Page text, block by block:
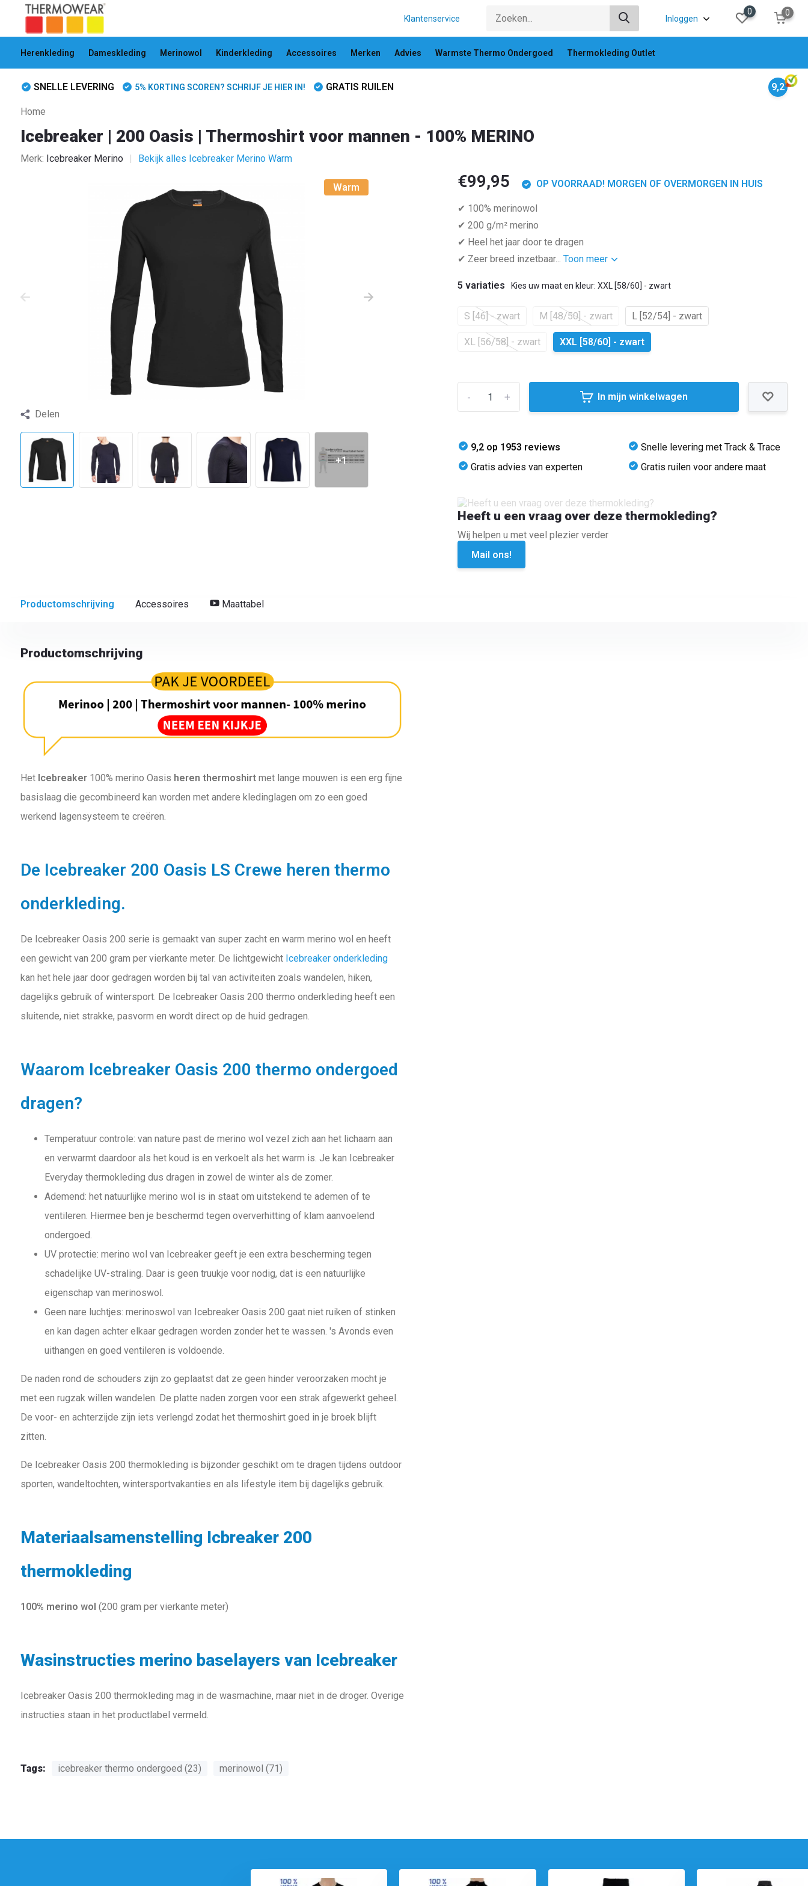
Klantenservice Inloggen
0 0
Herenkleding Dameskleding Merinowol Kinderkleding Accessoires Merken Advies Warmste Thermo Ondergoed Thermokleding Outlet
SNELLE LEVERING 5% KORTING SCOREN? SCHRIJF JE HIER IN! GRATIS RUILEN 9,2
Home
Icebreaker | 200 Oasis | Thermoshirt voor mannen - 100% MERINO
Merk: Icebreaker Merino Bekijk alles Icebreaker Merino Warm
Warm
Delen
+1
€99,95 OP VOORRAAD! MORGEN OF OVERMORGEN IN HUIS
✔ 100% merinowol
✔ 200 g/m² merino
✔ Heel het jaar door te dragen
✔ Zeer breed inzetbaar...Toon meer
5 variaties Kies uw maat en kleur: XXL [58/60] - zwart
S [46] - zwart M [48/50] - zwart L [52/54] - zwart
XL [56/58] - zwart XXL [58/60] - zwart
+
- In mijn winkelwagen
9,2 op 1953 reviews
Gratis advies van experten
Snelle levering met Track & Trace
Gratis ruilen voor andere maat
Heeft u een vraag over deze thermokleding?
Wij helpen u met veel plezier verder
Mail ons!
Productomschrijving Accessoires Maattabel
Productomschrijving
Het Icebreaker100% merino Oasis heren thermoshirtmet lange mouwen is een erg fijne
basislaag die gecombineerd kan worden met andere kledinglagen om zo een goed
werkend lagensysteem te creëren.
De Icebreaker 200 Oasis LS Crewe heren thermo
onderkleding.
De Icebreaker Oasis 200 serie is gemaakt van super zacht en warm merino wol en heeft
een gewicht van 200 gram per vierkante meter. De lichtgewicht Icebreaker onderkleding
kan het hele jaar door gedragen worden bij tal van activiteiten zoals wandelen, hiken,
dagelijks gebruik of wintersport. De Icebreaker Oasis 200 thermo onderkleding heeft een
sluitende, niet strakke, pasvorm en wordt direct op de huid gedragen.
Waarom Icebreaker Oasis 200 thermo ondergoed
dragen?
Temperatuur controle: van nature past de merino wol vezel zich aan het lichaam aan
en verwarmt daardoor als het koud is en verkoelt als het warm is. Je kan Icebreaker
Everyday thermokleding dus dragen in zowel de winter als de zomer.
Ademend: het natuurlijke merino wol is in staat om uitstekend te ademen of te
ventileren. Hiermee ben je beschermd tegen oververhitting of klam aanvoelend
ondergoed.
UV protectie: merino wol van Icebreaker geeft je een extra bescherming tegen
schadelijke UV-straling. Daar is geen truukje voor nodig, dat is een natuurlijke
eigenschap van merinoswol.
Geen nare luchtjes: merinoswol van Icebreaker Oasis 200 gaat niet ruiken of stinken
en kan dagen achter elkaar gedragen worden zonder het te wassen. 's Avonds even
uithangen en goed ventileren is voldoende.
De naden rond de schouders zijn zo geplaatst dat ze geen hinder veroorzaken mocht je
met een rugzak willen wandelen. De platte naden zorgen voor een strak afgewerkt geheel.
De voor- en achterzijde zijn iets verlengd zodat het thermoshirt goed in je broek blijft
zitten.
De Icebreaker Oasis 200 thermokleding is bijzonder geschikt om te dragen tijdens outdoor
sporten, wandeltochten, wintersportvakanties en als lifestyle item bij dagelijks gebruik.
Materiaalsamenstelling Icbreaker 200
thermokleding
100% merino wol (200 gram per vierkante meter)
Wasinstructies merino baselayers van Icebreaker
Icebreaker Oasis 200 thermokleding mag in de wasmachine, maar niet in de droger. Overige
instructies staan in het productlabel vermeld.
Tags: icebreaker thermo ondergoed (23) merinowol (71)